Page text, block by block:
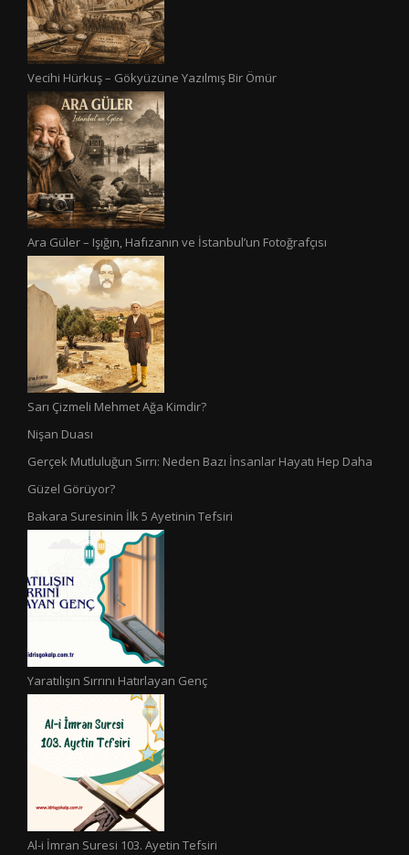
Vecihi Hürkuş – Gökyüzüne Yazılmış Bir Ömür
Ara Güler – Işığın, Hafızanın ve İstanbul’un Fotoğrafçısı
Sarı Çizmeli Mehmet Ağa Kimdir?
Nişan Duası
Gerçek Mutluluğun Sırrı: Neden Bazı İnsanlar Hayatı Hep Daha
Güzel Görüyor?
Bakara Suresinin İlk 5 Ayetinin Tefsiri
Yaratılışın Sırrını Hatırlayan Genç
Al-i İmran Suresi 103. Ayetin Tefsiri